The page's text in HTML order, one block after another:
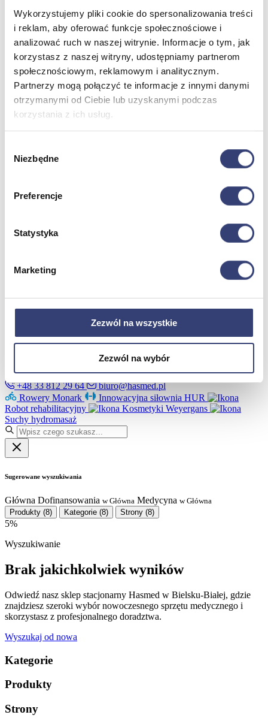
Wykorzystujemy pliki cookie do spersonalizowania treści
i reklam, aby oferować funkcje społecznościowe i
analizować ruch w naszej witrynie. Informacje o tym, jak
korzystasz z naszej witryny, udostępniamy partnerom
społecznościowym, reklamowym i analitycznym.
Partnerzy mogą połączyć te informacje z innymi danymi
otrzymanymi od Ciebie lub uzyskanymi podczas
korzystania z ich usług.
zgody
Niezbędne
Preferencje
Statystyka
Marketing
Zezwól na wszystkie
Zezwól na wybór
Urządzenia
Zdrowie i uroda
Zobacz wszystko
Dofinansowania
Wróć
Dofinansowania
Zobacz wszystko
Wróć
Robot rehabilitacyjny ROBERT®
Dla stomatologów
Poznaj Hasmed
Nasze marki
Kontakt
Skontaktuj się z nami!
+48 33 812 29 64
biuro@hasmed.pl
Rowery Monark
Innowacyjna siłownia HUR
Robot rehabilitacyjny
Kosmetyki Weyergans
Suchy hydromasaż
Sugerowane wyszukiwania
Główna Dofinansowania w Główna Medycyna w Główna
Produkty (8) Kategorie (8) Strony (8)
5%
Wyszukiwanie
Brak jakichkolwiek wyników
Odwiedź nasz sklep stacjonarny Hasmed w Bielsku-Białej, gdzie
znajdziesz szeroki wybór nowoczesnego sprzętu medycznego i
skorzystasz z profesjonalnego doradztwa.
Wyszukaj od nowa
Kategorie
Produkty
Strony